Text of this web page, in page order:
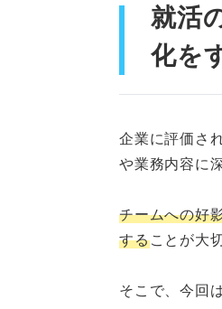
就活
化を
企業に評価さ
や業務内容に
チームへの好
することが大
そこで、今回